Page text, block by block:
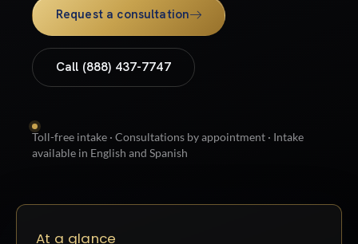
Request a consultation
Call (888) 437-7747
Toll-free intake · Consultations by appointment · Intake
available in English and Spanish
At a glance